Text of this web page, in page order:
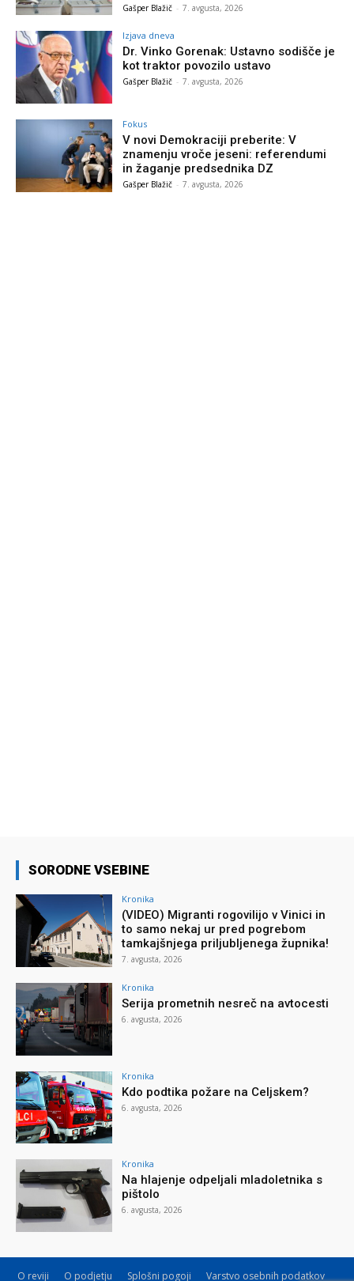
Gašper Blažič - 7. avgusta, 2026
Izjava dneva
Dr. Vinko Gorenak: Ustavno sodišče je
kot traktor povozilo ustavo
Gašper Blažič - 7. avgusta, 2026
Fokus
V novi Demokraciji preberite: V
znamenju vroče jeseni: referendumi
in žaganje predsednika DZ
Gašper Blažič - 7. avgusta, 2026
SORODNE VSEBINE
Kronika
(VIDEO) Migranti rogovilijo v Vinici in
to samo nekaj ur pred pogrebom
tamkajšnjega priljubljenega župnika!
7. avgusta, 2026
Kronika
Serija prometnih nesreč na avtocesti
6. avgusta, 2026
Kronika
Kdo podtika požare na Celjskem?
6. avgusta, 2026
Kronika
Na hlajenje odpeljali mladoletnika s
pištolo
6. avgusta, 2026
O reviji O podjetju Splošni pogoji Varstvo osebnih podatkov